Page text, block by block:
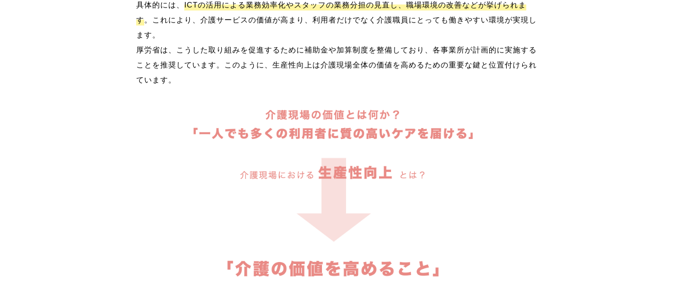
具体的には、 ICTの活用による業務効率化やスタッフの業務分担の見直し、職場環境の改善などが挙げられま
す。これにより、介護サービスの価値が高まり、利用者だけでなく介護職員にとっても働きやすい環境が実現し
ます。
厚労省は、こうした取り組みを促進するために補助金や加算制度を整備しており、各事業所が計画的に実施する
ことを推奨しています。このように、生産性向上は介護現場全体の価値を高めるための重要な鍵と位置付けられ